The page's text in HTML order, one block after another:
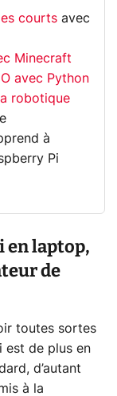
courts avec
Minecraft
avec Python
robotique
à
Pi
en laptop,
de
toutes sortes
est de plus en
d’autant
à la